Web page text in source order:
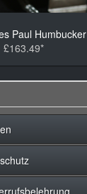
Paul Humbucker
£163.49*